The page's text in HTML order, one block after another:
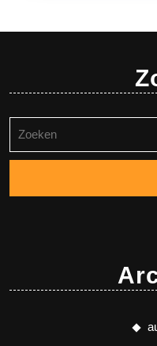
naar: